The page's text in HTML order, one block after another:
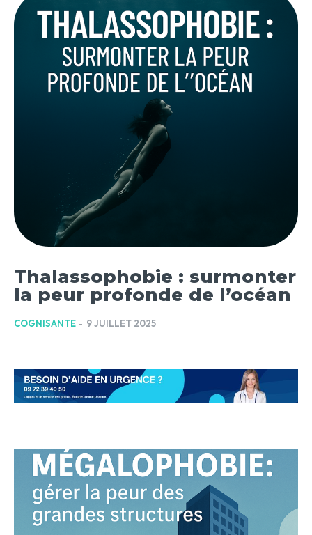
Thalassophobie : surmonter
la peur profonde de l’océan
COGNISANTE - 9 JUILLET 2025